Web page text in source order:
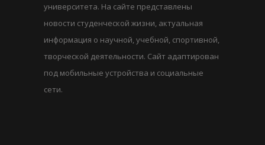
университета. На сайте представлены
новости студенческой жизни, актуальная
информация о научной, учебной, спортивной,
творческой деятельности. Сайт адаптирован
под мобильные устройства и социальные
сети.